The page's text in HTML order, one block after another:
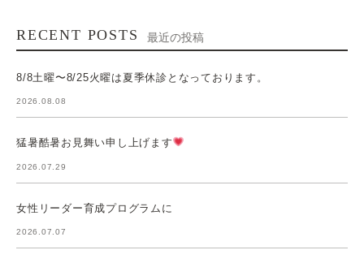
RECENT POSTS 最近の投稿
8/8土曜〜8/25火曜は夏季休診となっております。
2026.08.08
猛暑酷暑お見舞い申し上げます
2026.07.29
女性リーダー育成プログラムに
2026.07.07